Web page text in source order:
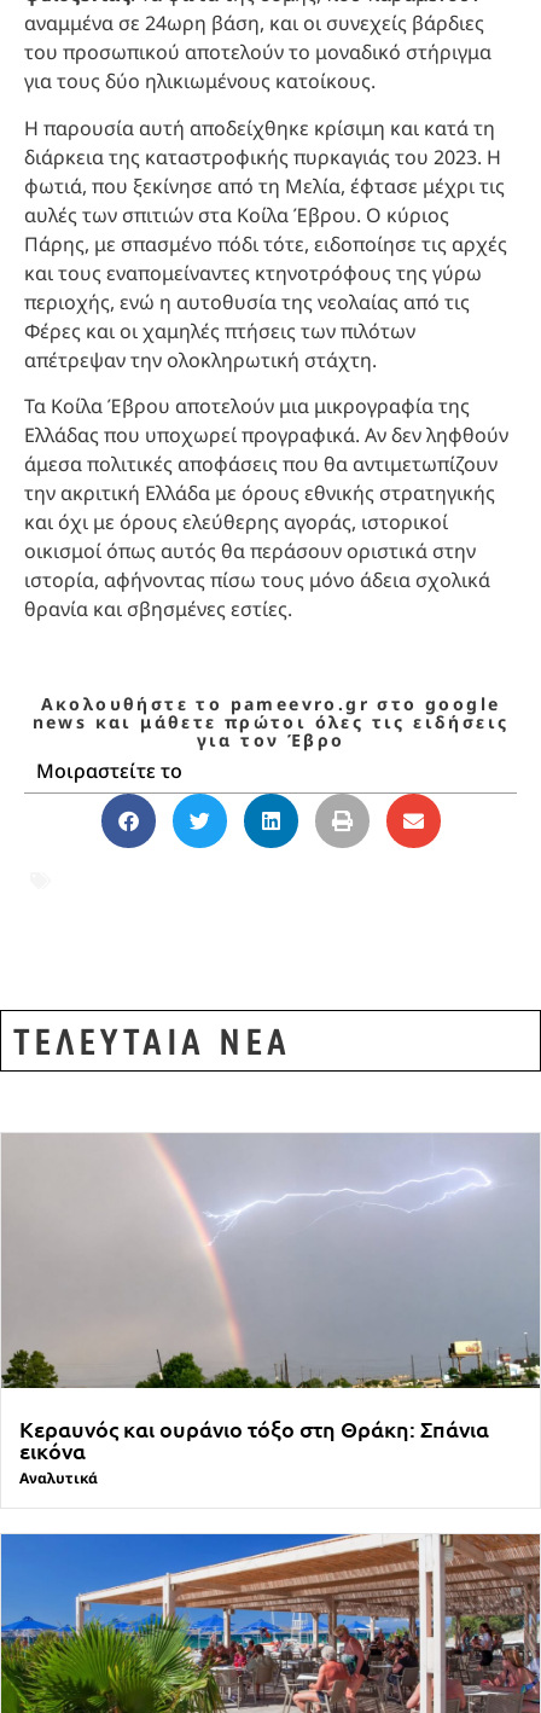
αναμμένα σε 24ωρη βάση, και οι συνεχείς βάρδιες
του προσωπικού αποτελούν το μοναδικό στήριγμα
για τους δύο ηλικιωμένους κατοίκους.
Η παρουσία αυτή αποδείχθηκε κρίσιμη και κατά τη
διάρκεια της καταστροφικής πυρκαγιάς του 2023. Η
φωτιά, που ξεκίνησε από τη Μελία, έφτασε μέχρι τις
αυλές των σπιτιών στα Κοίλα Έβρου. Ο κύριος
Πάρης, με σπασμένο πόδι τότε, ειδοποίησε τις αρχές
και τους εναπομείναντες κτηνοτρόφους της γύρω
περιοχής, ενώ η αυτοθυσία της νεολαίας από τις
Φέρες και οι χαμηλές πτήσεις των πιλότων
απέτρεψαν την ολοκληρωτική στάχτη.
Τα Κοίλα Έβρου αποτελούν μια μικρογραφία της
Ελλάδας που υποχωρεί προγραφικά. Αν δεν ληφθούν
άμεσα πολιτικές αποφάσεις που θα αντιμετωπίζουν
την ακριτική Ελλάδα με όρους εθνικής στρατηγικής
και όχι με όρους ελεύθερης αγοράς, ιστορικοί
οικισμοί όπως αυτός θα περάσουν οριστικά στην
ιστορία, αφήνοντας πίσω τους μόνο άδεια σχολικά
θρανία και σβησμένες εστίες.
Ακολουθήστε το pameevro.gr στο google
news και μάθετε πρώτοι όλες τις ειδήσεις
για τον Έβρο
Μοιραστείτε το
ΤΕΛΕΥΤΑΙΑ ΝΕΑ
Κεραυνός και ουράνιο τόξο στη Θράκη: Σπάνια
εικόνα
Αναλυτικά